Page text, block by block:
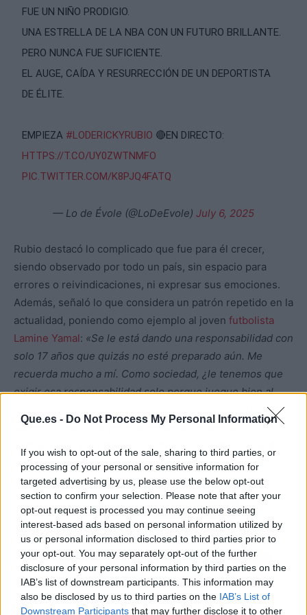
Que.es - Do Not Process My Personal Information
If you wish to opt-out of the sale, sharing to third parties, or
processing of your personal or sensitive information for
targeted advertising by us, please use the below opt-out
section to confirm your selection. Please note that after your
opt-out request is processed you may continue seeing
interest-based ads based on personal information utilized by
us or personal information disclosed to third parties prior to
your opt-out. You may separately opt-out of the further
disclosure of your personal information by third parties on the
IAB’s list of downstream participants. This information may
also be disclosed by us to third parties on the IAB’s List of
Downstream Participants that may further disclose it to other
FUE UN NIÑO PRODIGIO.
UNA ESTRELLA DE LA NBA CON UN FUTURO BRILLANTE.
PERO NUNCA FUE SUFICIENTE.
EL AUGE, CAÍDA Y RESURRECCIÓN DE UN DEPORTISTA
DE ÉLITE.
EMPIEZA #LODERICKYRUBIO 🔴EN DIRECTO:
HTTPS://T.CO/UY0ZWTNMFO
PIC.TWITTER.COM/K8PJQ4FATQ
— Lo de Évole (@LoDeEvole) July 6, 2025
Rubio destacó lo complicado que fue para él crecer,
siendo observado por todo un país, sin espacio para
errores o reivindicaciones, ni expresar sus emociones.
Además, señaló lo que considera un patrón repetido en la
actualidad, poniendo como ejemplo al joven futbolista
Lamine Yamal: «Se le está dando una responsabilidad con
solo 17 años que quizás no esté preparado aún. Me
recuerda mucho a mí. Como sociedad, ¿le tenemos que
exigir esa responsabilidad solo porque juegue bien al
. Para Ricky Rubio,el
sistema deportivo generalmente antepone la
los propios atletas .
Atrás Siguiente
ARTÍCULO ANTERIOR ARTÍCULO SIGUIENTE